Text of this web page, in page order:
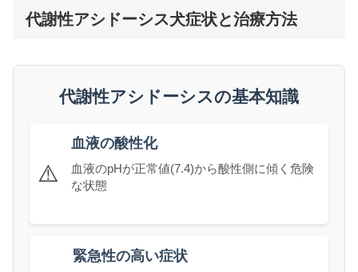
代謝性アシドーシス犬症状と治療方法
代謝性アシドーシスの基本知識
⚠️
血液の酸性化
血液のpHが正常値(7.4)から酸性側に傾く危険
な状態
緊急性の高い症状